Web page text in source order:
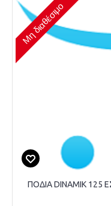
Μη διαθέσιμο
ΠΟΔΙΑ DINAMIK 125